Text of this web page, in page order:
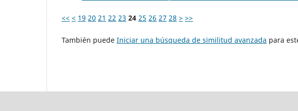
<< < 19 20 21 22 23 24 25 26 27 28 > >>
También puede Iniciar una búsqueda de similitud avanzada para